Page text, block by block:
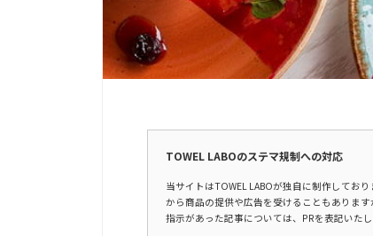
TOWEL LABOのステマ規制への対応
当サイトはTOWEL LABOが独自に制作してお
から商品の提供や広告を受けることもありま
指示があった記事については、PRを表記いた